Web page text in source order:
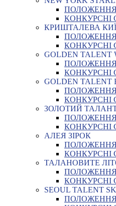
ПОЛОЖЕННЯ
КОНКУРСНІ
КРИШТАЛЕВА
ПОЛОЖЕННЯ
КОНКУРСНІ
GOLDEN TALENT
ПОЛОЖЕННЯ
КОНКУРСНІ
GOLDEN TALENT
ПОЛОЖЕННЯ
КОНКУРСНІ
ЗОЛОТИЙ
ПОЛОЖЕННЯ
КОНКУРСНІ
АЛЕЯ ЗІРОК
ПОЛОЖЕННЯ
КОНКУРСНІ
ТАЛАНОВИТЕ
ПОЛОЖЕННЯ
КОНКУРСНІ
SEOUL TALENT
ПОЛОЖЕННЯ